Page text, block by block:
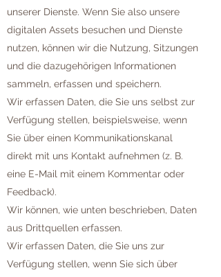
unserer Dienste. Wenn Sie also unsere
digitalen Assets besuchen und Dienste
nutzen, können wir die Nutzung, Sitzungen
und die dazugehörigen Informationen
sammeln, erfassen und speichern.
Wir erfassen Daten, die Sie uns selbst zur
Verfügung stellen, beispielsweise, wenn
Sie über einen Kommunikationskanal
direkt mit uns Kontakt aufnehmen (z. B.
eine E-Mail mit einem Kommentar oder
Feedback).
Wir können, wie unten beschrieben, Daten
aus Drittquellen erfassen.
Wir erfassen Daten, die Sie uns zur
Verfügung stellen, wenn Sie sich über